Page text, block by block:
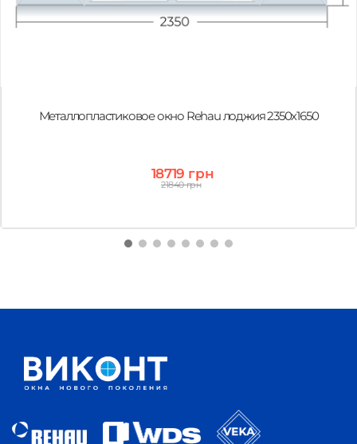
Металлопластиковое окно Rehau лоджия 2350х1650
18719 грн
21840 грн